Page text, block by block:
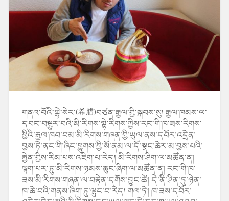
གནའ་བོའི་གྷེ་སེར་(希腊)བཙན་རྒྱལ་གྱི་སྐབས་སུ། རྒྱལ་ཁམས་ལ་
དབང་བསྒྱུར་བའི་མི་རིགས་གྷེ་རིགས་ཀྱིས་རང་གི་ཁ་ཟས་རིགས་
ཕྱིའི་རྒྱལ་ཁབ་བམ་མི་རིགས་གཞན་གྱི་ཡུལ་ནས་དབོར་འདྲེན་
བྱས་ཏེ་ནང་གི་ཞིང་ཕྱུགས་ཀྱི་སོ་ནམ་ལ་དོ་སྣང་ཆེར་མ་བྱས་པའི་
རྐྱེན་གྱིས་རིམ་པས་འཇིག་པ་རེད། མི་རིགས་ཤིག་ལ་མཚོན་ན།
ལྷག་པར་ཏུ་མི་རིགས་ཉམས་ཆུང་ཞིག་ལ་མཚོན་ན། རང་གི་ཁ་
ཟས་མི་རིགས་གཞན་ལ་བརྟེན་དགོས་བྱུང་ཚེ། དེ་ནི་ཤིན་ཏུ་ཉེན་
ཁ་ཆེ་བའི་གནས་ཞིག་ཏུ་ལྷུང་བ་རེད། གལ་ཏེ། ཁ་ཟས་དབོར་